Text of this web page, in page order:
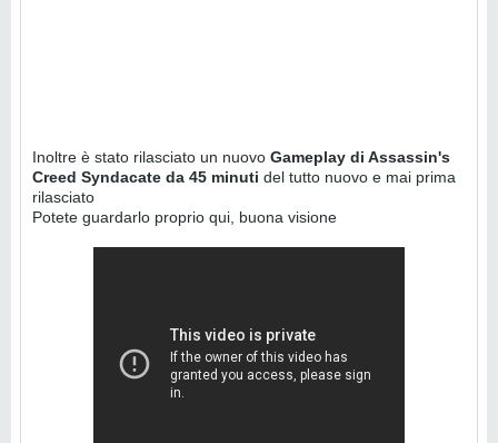
Inoltre è stato rilasciato un nuovo Gameplay di Assassin's
Creed Syndacate da 45 minuti del tutto nuovo e mai prima
rilasciato
Potete guardarlo proprio qui, buona visione